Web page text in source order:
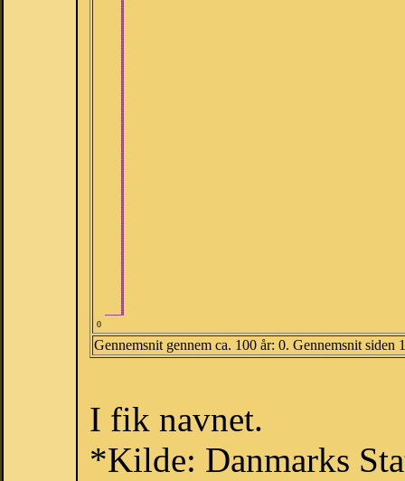
0
Gennemsnit gennem ca. 100 år: 0. Gennemsnit siden
I fik navnet.
*Kilde: Danmarks